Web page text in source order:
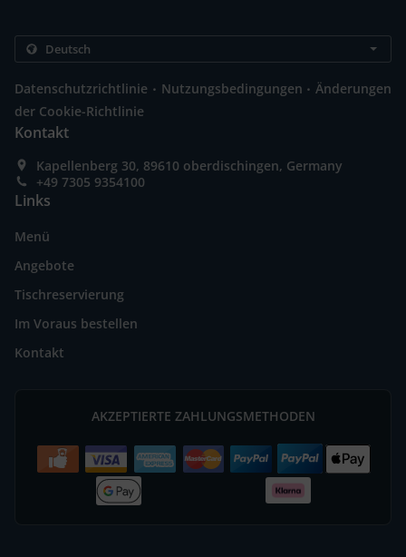
Datenschutzrichtlinie . Nutzungsbedingungen . Änderungen
der Cookie-Richtlinie
Kontakt
Kapellenberg 30, 89610 oberdischingen, Germany
+49 7305 9354100
Links
Menü
Angebote
Tischreservierung
Im Voraus bestellen
Kontakt
AKZEPTIERTE ZAHLUNGSMETHODEN